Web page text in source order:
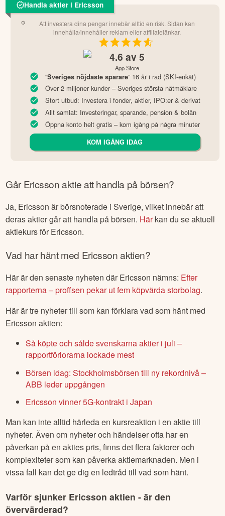
Handla aktier i Ericsson
Att investera dina pengar innebär alltid en risk. Sidan kan
innehålla/innehåller reklam eller affiliatelänkar.
4.6 av 5
App Store
“Sveriges nöjdaste sparare” 16 år i rad (SKI-enkät)
Över 2 miljoner kunder – Sveriges största nätmäklare
Stort utbud: Investera i fonder, aktier, IPO:er & derivat
Allt samlat: Investeringar, sparande, pension & bolån
Öppna konto helt gratis – kom igång på några minuter
KOM IGÅNG IDAG
GårEricssonaktie att handla på börsen?
Ja, Ericsson är börsnoterade i Sverige, vilket innebär att
deras aktier går att handla på börsen. Härkan du se aktuell
aktiekurs för Ericsson.
Vad har hänt med Ericssonaktien?
Här är den senaste nyheten där Ericsson nämns: Efter
rapporterna – proffsen pekar ut fem köpvärda storbolag.
Här är tre nyheter till som kan förklara vad som hänt med
Ericsson aktien:
Så köpte och sålde svenskarna aktier i juli –
rapportförlorarna lockade mest
Börsen idag: Stockholmsbörsen till ny rekordnivå –
ABB leder uppgången
Ericsson vinner 5G-kontrakt i Japan
Man kan inte alltid härleda en kursreaktion i en aktie till
nyheter. Även om nyheter och händelser ofta har en
påverkan på en akties pris, finns det flera faktorer och
komplexiteter som kan påverka aktiemarknaden. Men i
vissa fall kan det ge dig en ledtråd till vad som hänt.
Varför sjunker Ericsson aktien - är den
övervärderad?